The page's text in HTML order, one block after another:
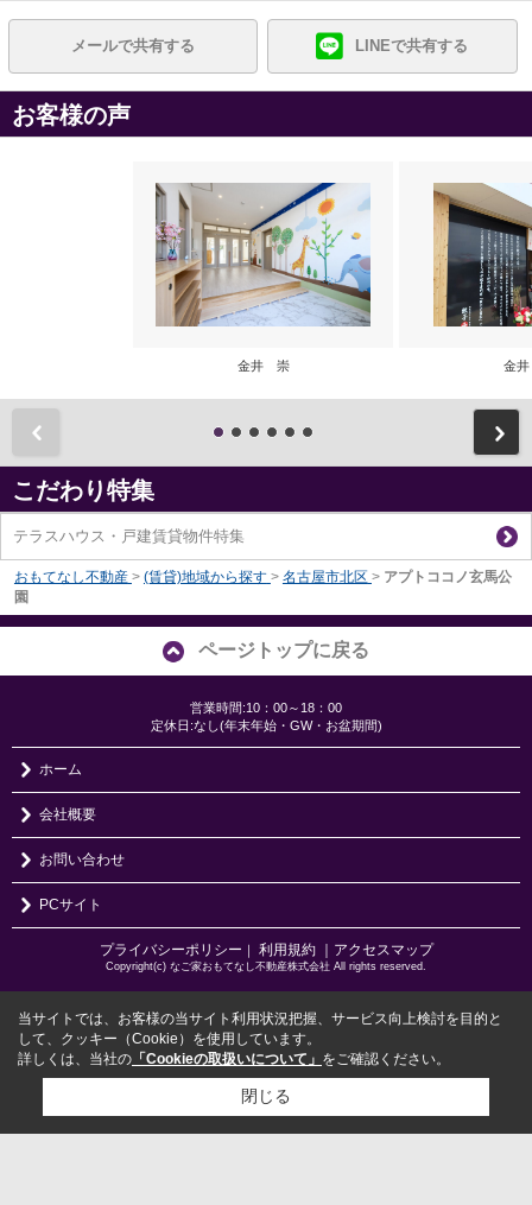
メールで共有する LINEで共有する
お客様の声
金井 崇 金
こだわり特集
テラスハウス・戸建賃貸物件特集
おもてなし不動産 > (賃貸)地域から探す > 名古屋市北区 > アプトココノ玄馬公
園
ページトップに戻る
営業時間:10：00～18：00
定休日:なし(年末年始・GW・お盆期間)
ホーム
会社概要
お問い合わせ
PCサイト
プライバシーポリシー 利用規約 ｜アクセスマップ
Copyright(c) なご家おもてなし不動産株式会社 All rights reserved.
当サイトでは、お客様の当サイト利用状況把握、サービス向上検討を目的と
して、クッキー（Cookie）を使用しています。
詳しくは、当社の 「Cookieの取扱いについて」 をご確認ください。
閉じる